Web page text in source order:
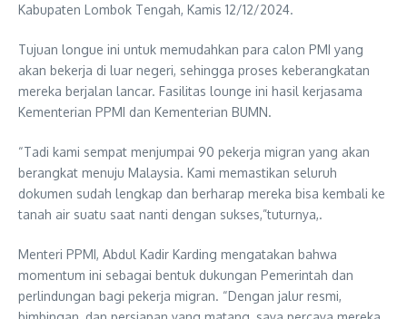
Kabupaten Lombok Tengah, Kamis 12/12/2024.
Tujuan longue ini untuk memudahkan para calon PMI yang
akan bekerja di luar negeri, sehingga proses keberangkatan
mereka berjalan lancar. Fasilitas lounge ini hasil kerjasama
Kementerian PPMI dan Kementerian BUMN.
“Tadi kami sempat menjumpai 90 pekerja migran yang akan
berangkat menuju Malaysia. Kami memastikan seluruh
dokumen sudah lengkap dan berharap mereka bisa kembali ke
tanah air suatu saat nanti dengan sukses,”tuturnya,.
Menteri PPMI, Abdul Kadir Karding mengatakan bahwa
momentum ini sebagai bentuk dukungan Pemerintah dan
perlindungan bagi pekerja migran. “Dengan jalur resmi,